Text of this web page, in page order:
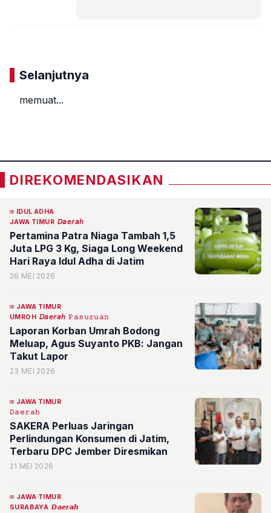
Selanjutnya
memuat...
DIREKOMENDASIKAN
IDUL ADHA
JAWA TIMUR 𝘋𝘢𝘦𝘳𝘢𝘩
Pertamina Patra Niaga Tambah 1,5
Juta LPG 3 Kg, Siaga Long Weekend
Hari Raya Idul Adha di Jatim
26 MEI 2026
JAWA TIMUR
UMROH 𝘋𝘢𝘦𝘳𝘢𝘩 𝙿𝚊𝚜𝚞𝚛𝚞𝚊𝚗
Laporan Korban Umrah Bodong
Meluap, Agus Suyanto PKB: Jangan
Takut Lapor
23 MEI 2026
JAWA TIMUR
𝙳𝚊𝚎𝚛𝚊𝚑
SAKERA Perluas Jaringan
Perlindungan Konsumen di Jatim,
Terbaru DPC Jember Diresmikan
21 MEI 2026
JAWA TIMUR
SURABAYA 𝘿𝙖𝙚𝙧𝙖𝙝